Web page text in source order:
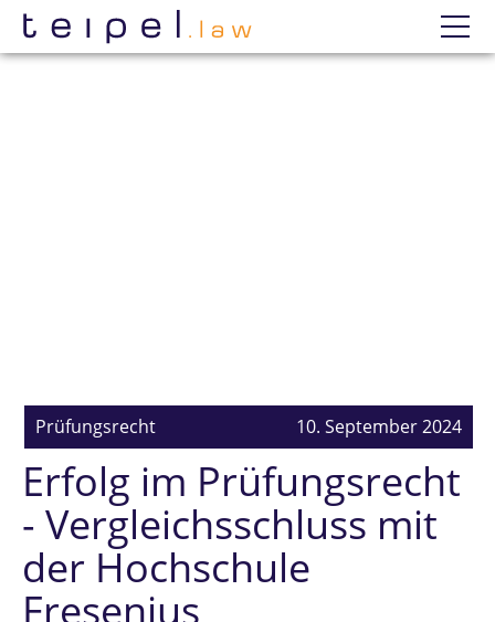
Datenschutzerklärung
10. September 2024
Prüfungsrecht
Erfolg im Prüfungsrecht
- Vergleichsschluss mit
der Hochschule
Fresenius